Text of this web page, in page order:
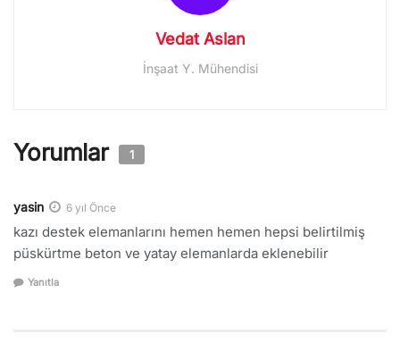
Vedat Aslan
İnşaat Y. Mühendisi
Yorumlar 1
yasin 6 yıl Önce
kazı destek elemanlarını hemen hemen hepsi belirtilmiş
püskürtme beton ve yatay elemanlarda eklenebilir
Yanıtla